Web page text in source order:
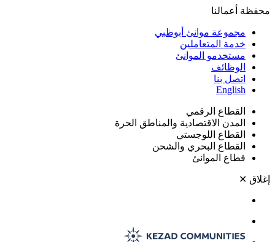
محفظة أعمالنا
مجموعة موانئ أبوظبي
خدمة المتعاملين
مستخدمو الموانئ
الوظائف
اتصل بنا
English
القطاع الرقمي
المدن الاقتصادية والمناطق الحرة
القطاع اللوجستي
القطاع البحري والشحن
قطاع الموانئ
إغلاق ✕